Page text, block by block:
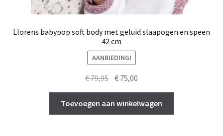
Llorens babypop soft body met geluid slaapogen en speen
42 cm
AANBIEDING!
€79,95 Oorspronkelijke
prijs
was:
€ 79,95.
€ 75,00
prijs
is:
€ 75,00.
Toevoegen aan winkelwagen